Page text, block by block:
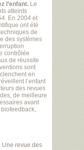
l’enfant. Le
atteints
En 2004 et
ont été
de
des systèmes
contrôlée
de réussite
sont
en
l’enfant
des revues
de meilleure
avant
Une revue des